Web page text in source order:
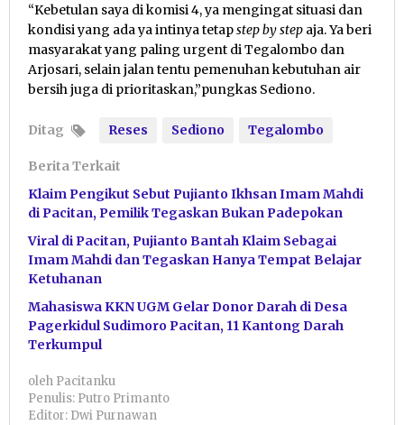
“Kebetulan saya di komisi 4, ya mengingat situasi dan
kondisi yang ada ya intinya tetapstep by step aja. Ya beri
masyarakat yang paling urgent di Tegalombo dan
Arjosari, selain jalan tentu pemenuhan kebutuhan air
bersih juga di prioritaskan,”pungkas Sediono.
Ditag Reses Sediono Tegalombo
Berita Terkait
Klaim Pengikut Sebut Pujianto Ikhsan Imam Mahdi
di Pacitan, Pemilik Tegaskan Bukan Padepokan
Viral di Pacitan, Pujianto Bantah Klaim Sebagai
Imam Mahdi dan Tegaskan Hanya Tempat Belajar
Ketuhanan
Mahasiswa KKN UGM Gelar Donor Darah di Desa
Pagerkidul Sudimoro Pacitan, 11 Kantong Darah
Terkumpul
oleh Pacitanku
Penulis: Putro Primanto
Editor: Dwi Purnawan